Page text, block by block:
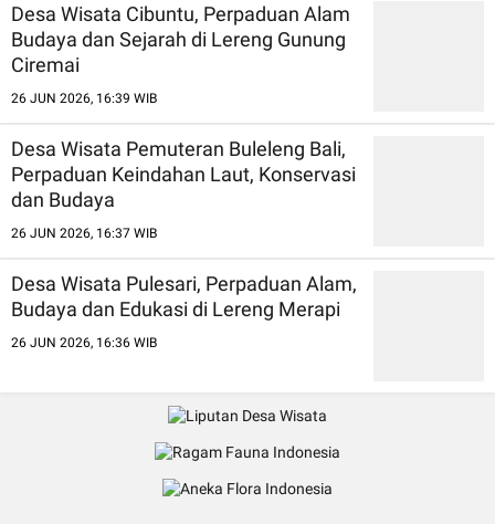
Desa Wisata Cibuntu, Perpaduan Alam
Budaya dan Sejarah di Lereng Gunung
Ciremai
26 JUN 2026, 16:39 WIB
Desa Wisata Pemuteran Buleleng Bali,
Perpaduan Keindahan Laut, Konservasi
dan Budaya
26 JUN 2026, 16:37 WIB
Desa Wisata Pulesari, Perpaduan Alam,
Budaya dan Edukasi di Lereng Merapi
26 JUN 2026, 16:36 WIB